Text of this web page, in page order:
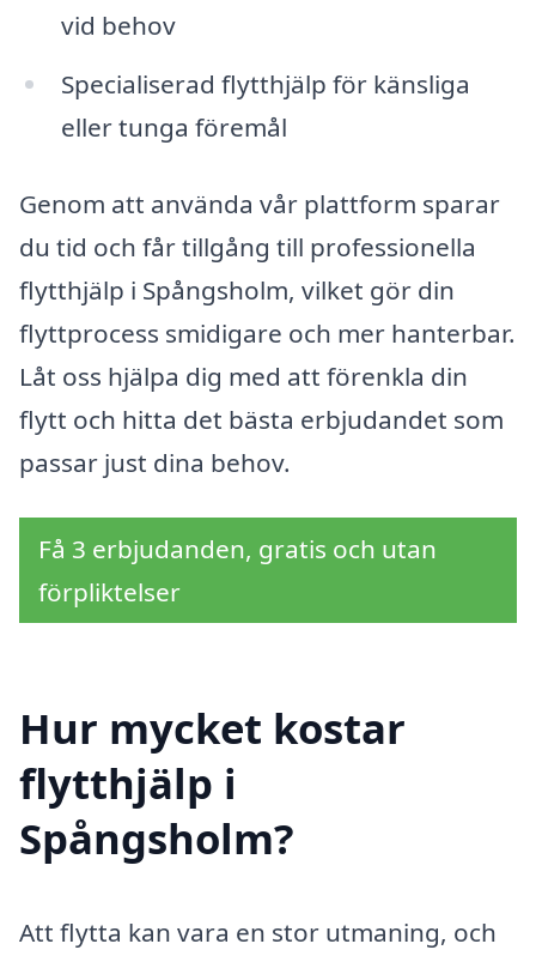
vid behov
Specialiserad flytthjälp för känsliga
eller tunga föremål
Genom att använda vår plattform sparar
du tid och får tillgång till professionella
flytthjälp i Spångsholm, vilket gör din
flyttprocess smidigare och mer hanterbar.
Låt oss hjälpa dig med att förenkla din
flytt och hitta det bästa erbjudandet som
passar just dina behov.
Få 3 erbjudanden, gratis och utan
förpliktelser
Hur mycket kostar
flytthjälp i
Spångsholm?
Att flytta kan vara en stor utmaning, och